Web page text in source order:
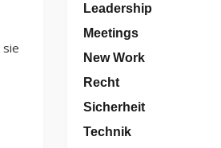
sie
Leadership
Meetings
New Work
Recht
Sicherheit
Technik